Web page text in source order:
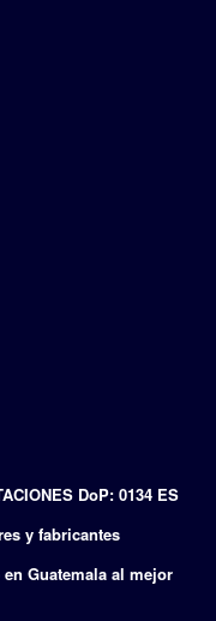
DoP: 0134 ES
y fabricantes
Guatemala al mejor